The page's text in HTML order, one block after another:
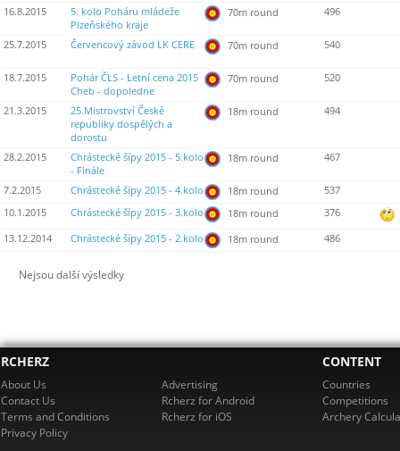
16.8.2015
5. kolo Poháru mládeže
Plzeňského kraje
70m round 496
25.7.2015 Červencový závod LK CERE 70m round 540
18.7.2015
Pohár ČLS - Letní cena 2015
Cheb - dopoledne
70m round 520
21.3.2015
25.Mistrovství České
republiky dospělých a
dorostu
18m round 494
28.2.2015
Chrástecké šípy 2015 - 5.kolo
- Finále
18m round 467
7.2.2015 Chrástecké šípy 2015 - 4.kolo 18m round
537
10.1.2015
Chrástecké šípy 2015 - 3.kolo 18m round 376
13.12.2014 Chrástecké šípy 2015 - 2.kolo 18m round 486
Nejsou další výsledky
RCHERZ
About Us
Contact Us
Terms and Conditions
Privacy Policy
Advertising
Rcherz for Android
Rcherz for iOS
CONTENT
Countries
Competitions
Archery